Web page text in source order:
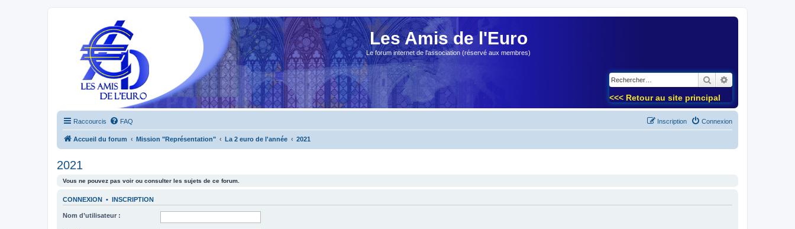
Les Amis de l'Euro
Le forum internet de l'association (réservé aux membres)
Rechercher
<<< Retour au site principal
Raccourcis FAQ Connexion
Inscription
Accueil du forum Mission "Représentation" La 2 euro de l'année 2021
2021
Vous ne pouvez pas voir ou consulter les sujets de ce forum.
CONNEXION • INSCRIPTION
Nom d’utilisateur :